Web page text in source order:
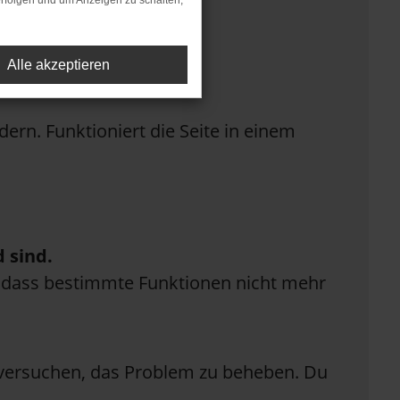
Funktioniert die Seite in einem
sind.
bestimmte Funktionen nicht mehr
das Problem zu beheben. Du
Alle akzeptieren